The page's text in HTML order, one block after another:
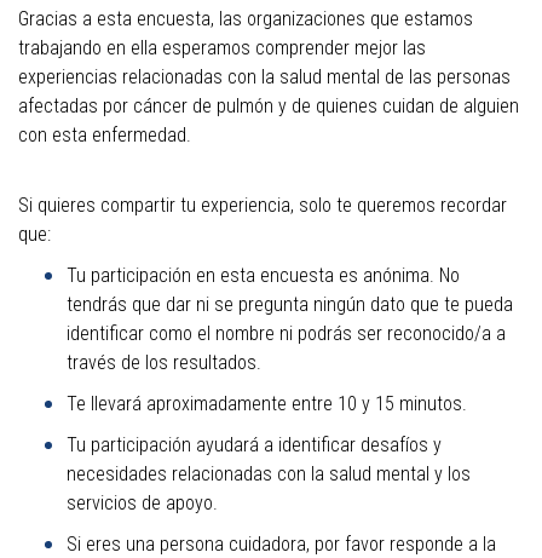
Gracias a esta encuesta, las organizaciones que estamos
trabajando en ella esperamos comprender mejor las
experiencias relacionadas con la salud mental de las personas
afectadas por cáncer de pulmón y de quienes cuidan de alguien
con esta enfermedad.
Si quieres compartir tu experiencia, solo te queremos recordar
que:
Tu participación en esta encuesta es anónima. No
tendrás que dar ni se pregunta ningún dato que te pueda
identificar como el nombre ni podrás ser reconocido/a a
través de los resultados.
Te llevará aproximadamente entre 10 y 15 minutos.
Tu participación ayudará a identificar desafíos y
necesidades relacionadas con la salud mental y los
servicios de apoyo.
Si eres una persona cuidadora, por favor responde a la